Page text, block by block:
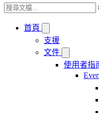
首頁
支援
文件
使用者指